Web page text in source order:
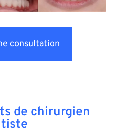
consultation
de chirurgien